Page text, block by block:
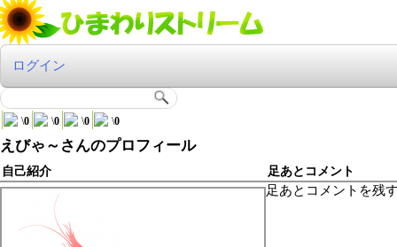
ログイン
\0 \0 \0 \0
えびゃ～さんのプロフィール
自己紹介
足あとコメント
足あとコメントを残